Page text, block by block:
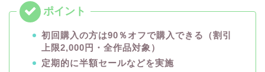
初回購入の方は90％オフで購入できる（割引
上限2,000円・全作品対象）
定期的に半額セールなどを実施